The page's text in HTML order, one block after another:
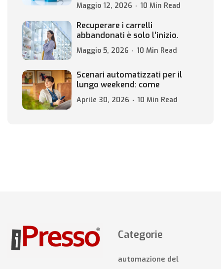
Maggio 12, 2026 10 Min Read
Recuperare i carrelli
abbandonati è solo l’inizio.
Maggio 5, 2026 10 Min Read
Scenari automatizzati per il
lungo weekend: come
Aprile 30, 2026 10 Min Read
Categorie
automazione del